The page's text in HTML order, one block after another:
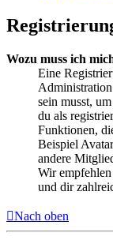
Wozu muss ich
Eine
sein musst,
du als
Funktionen,
Beispiel
andere
Wir
und dir
Nach oben